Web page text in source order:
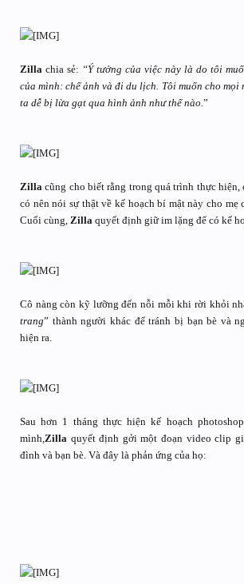
Zilla chia sẻ: “Ý tưởng của việc này là do tôi
của mình: chế ảnh và đi du lịch. Tôi muốn cho mọi
ta dễ bị lừa gạt qua hình ảnh như thế nào.”
Zillacũng cho biết rằng trong quá trình thực
có nên nói sự thật về kế hoạch bí mật này cho mẹ
Cuối cùng, Zilla quyết định giữ im lặng để có kế
Cô nàng còn kỹ lưỡng đến nỗi mỗi khi rời khỏi
trang” thành người khác để tránh bị bạn bè và
hiện ra.
Sau hơn 1 tháng thực hiện kế hoạch
mình,Zilla quyết định gởi một đoạn video clip
đình và bạn bè. Và đây là phản ứng của họ: